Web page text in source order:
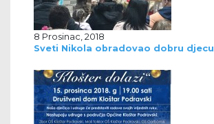
8 Prosinac, 2018
Sveti Nikola obradovao dobru djecu